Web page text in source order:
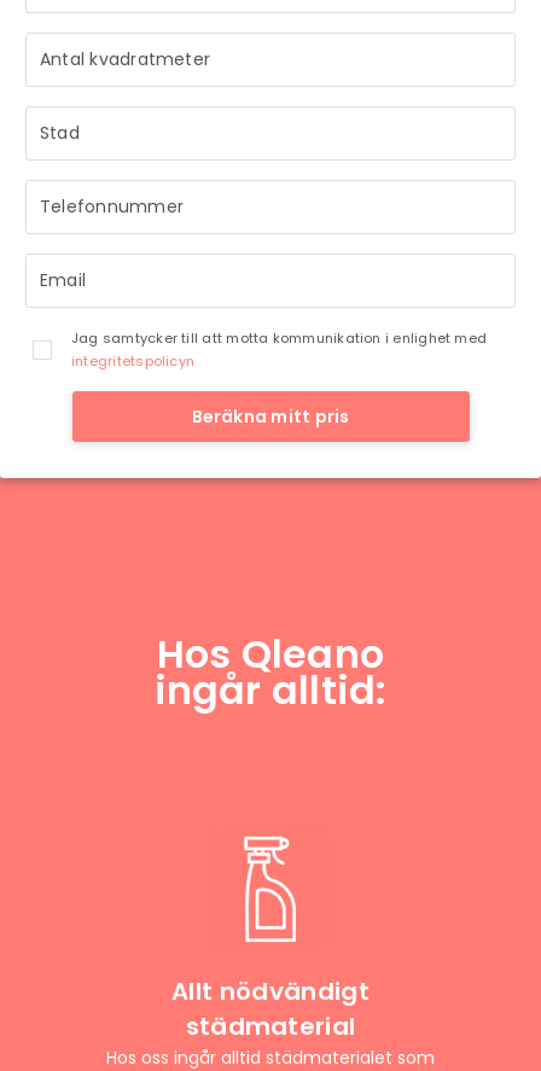
STRÅLANDE!
Ditt meddelande är mottaget och vi återkommer till dig
så snart vi har möjlighet.
Jag samtycker till att motta kommunikation i enlighet med
integritetspolicyn
Beräkna mitt pris
STRÅLANDE!
Ditt meddelande är mottaget och vi återkommer till dig
så snart vi har möjlighet.
Hos Qleano
ingår alltid:
Allt nödvändigt
städmaterial
Hos oss ingår alltid städmaterialet som